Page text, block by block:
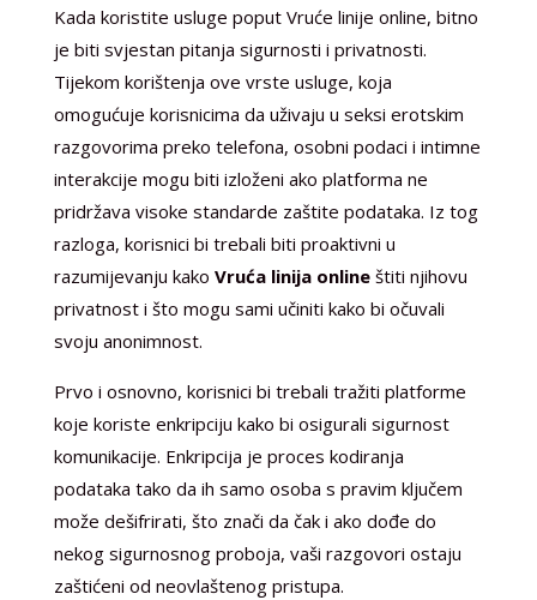
Kada koristite usluge poput Vruće linije online, bitno
je biti svjestan pitanja sigurnosti i privatnosti.
Tijekom korištenja ove vrste usluge, koja
omogućuje korisnicima da uživaju u seksi erotskim
razgovorima preko telefona, osobni podaci i intimne
interakcije mogu biti izloženi ako platforma ne
pridržava visoke standarde zaštite podataka. Iz tog
razloga, korisnici bi trebali biti proaktivni u
razumijevanju kako Vruća linija online štiti njihovu
privatnost i što mogu sami učiniti kako bi očuvali
svoju anonimnost.
Prvo i osnovno, korisnici bi trebali tražiti platforme
koje koriste enkripciju kako bi osigurali sigurnost
komunikacije. Enkripcija je proces kodiranja
podataka tako da ih samo osoba s pravim ključem
može dešifrirati, što znači da čak i ako dođe do
nekog sigurnosnog proboja, vaši razgovori ostaju
zaštićeni od neovlaštenog pristupa.